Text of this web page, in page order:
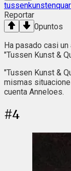
Reportar
0puntos
Ha pasado casi
"Tussen Kunst &
"Tussen Kunst &
mismas
cuenta Anneloes.
#4